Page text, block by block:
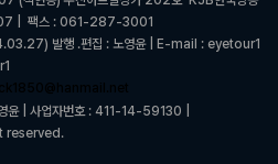
| 팩스 : 061-287-3001
발행 .편집 : 노영윤 | E-mail : eyetour1
영윤 | 사업자번호 : 411-14-59130 |
reserved.